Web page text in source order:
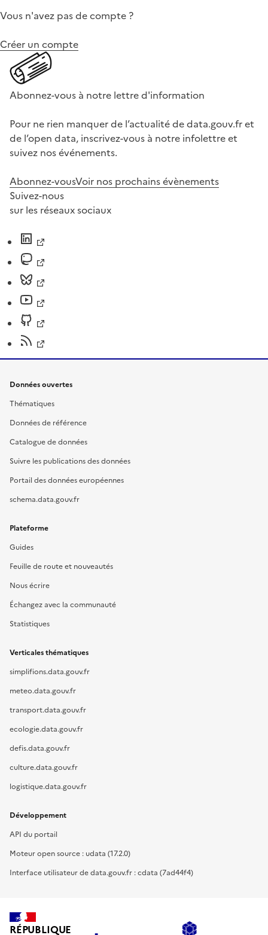
Vous n'avez pas de compte ?
Créer un compte
Abonnez-vous à notre lettre d'information
Pour ne rien manquer de l’actualité de data.gouv.fr et
de l’open data, inscrivez-vous à notre infolettre et
suivez nos événements.
Abonnez-vousVoir nos prochains évènements
Suivez-nous
sur les réseaux sociaux
Données ouvertes
Thématiques
Données de référence
Catalogue de données
Suivre les publications des données
Portail des données européennes
schema.data.gouv.fr
Plateforme
Guides
Feuille de route et nouveautés
Nous écrire
Échangez avec la communauté
Statistiques
Verticales thématiques
simplifions.data.gouv.fr
meteo.data.gouv.fr
transport.data.gouv.fr
ecologie.data.gouv.fr
defis.data.gouv.fr
culture.data.gouv.fr
logistique.data.gouv.fr
Développement
API du portail
Moteur open source : udata (17.2.0)
Interface utilisateur de data.gouv.fr : cdata (7ad44f4)
RÉPUBLIQUE